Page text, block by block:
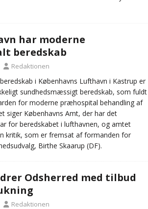
har moderne
beredskab
Redaktionen
i Københavns Lufthavn i Kastrup er
sundhedsmæssigt beredskab, som fuldt
for moderne præhospital behandling af
siger Københavns Amt, der har det
for beredskabet i lufthavnen, og amtet
kritik, som er fremsat af formanden for
Birthe Skaarup (DF).
Odsherred med tilbud
Redaktionen